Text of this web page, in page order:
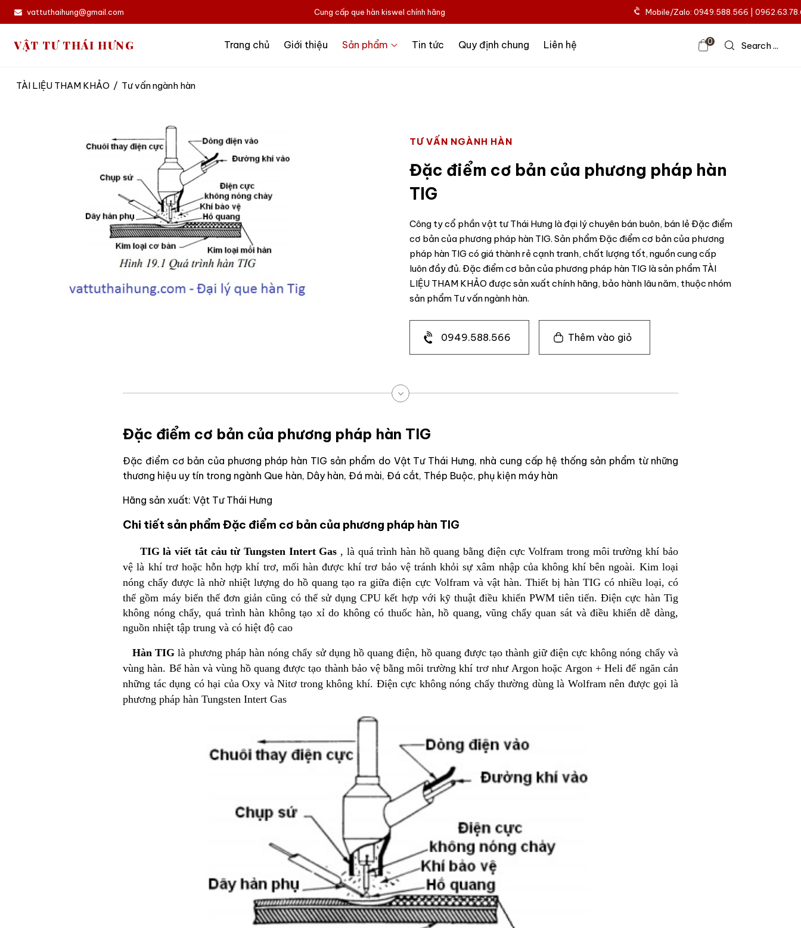
vattuthaihung@gmail.com Cung cấp que hàn kiswel chính hãng Mobile/Zalo: 0949.588.566 |
VẬT TƯ THÁI HƯNG Trang chủ Giới thiệu Sản phẩm Tin tức Quy định chung Liên hệ 0 Search ...
TÀI LIỆU THAM KHẢO / Tư vấn ngành hàn
TƯ VẤN NGÀNH HÀN
Đặc điểm cơ bản của phương pháp hàn
TIG
Công ty cổ phần vật tư Thái Hưng là đại lý chuyên bán buôn, bán lẻ Đặc điểm
cơ bản của phương pháp hàn TIG. Sản phẩm Đặc điểm cơ bản của phương
pháp hàn TIG có giá thành rẻ cạnh tranh, chất lượng tốt, nguồn cung cấp
luôn đầy đủ. Đặc điểm cơ bản của phương pháp hàn TIG là sản phẩm TÀI
LIỆU THAM KHẢO được sản xuất chính hãng, bảo hành lâu năm, thuộc nhóm
sản phẩm Tư vấn ngành hàn.
0949.588.566 Thêm vào giỏ
Đặc điểm cơ bản của phương pháp hàn TIG
Đặc điểm cơ bản của phương pháp hàn TIG sản phẩm do Vật Tư Thái Hưng, nhà cung cấp hệ thống sản phẩm từ những
thương hiệu uy tín trong ngành Que hàn, Dây hàn, Đá mài, Đá cắt, Thép Buộc, phụ kiện máy hàn
Hãng sản xuất: Vật Tư Thái Hưng
Chi tiết sản phẩm Đặc điểm cơ bản của phương pháp hàn TIG
TIG là viết tắt cảu từ Tungsten Intert Gas , là quá trình hàn hồ quang bằng điện cực Volfram trong môi trường khí bảo
vệ là khí trơ hoặc hỗn hợp khí trơ, mối hàn được khí trơ bảo vệ tránh khỏi sự xâm nhập của không khí bên ngoài. Kim loại
nóng chẩy được là nhờ nhiệt lượng do hồ quang tạo ra giữa điện cực Volfram và vật hàn. Thiết bị hàn TIG có nhiều loại, có
thể gồm máy biến thế đơn giản cũng có thể sử dụng CPU kết hợpvới kỹ thuật điều khiển PWM tiên tiến. Điện cực hàn Tig
không nóng chẩy, quá trình hàn không tạo xỉ do không có thuốc hàn, hồ quang, vũng chẩy quan sát và điều khiển dễ dàng,
nguồn nhiệt tập trung và có hiệt độ cao
Hàn TIG là phương pháp hàn nóng chẩy sử dụng hồ quang điện, hồ quang được tạo thành giữ điện cực không nóng chẩy và
vùng hàn. Bể hàn và vùng hồ quang được tạo thành bảo vệ bằng môi trường khí trơ như Argon hoặc Argon + Heli để ngăn cản
những tác dụng có hại của Oxy và Nitơ trong không khí. Điện cực không nóng chẩy thường dùng là Wolfram nên được gọi là
phương pháp hàn Tungsten Intert Gas